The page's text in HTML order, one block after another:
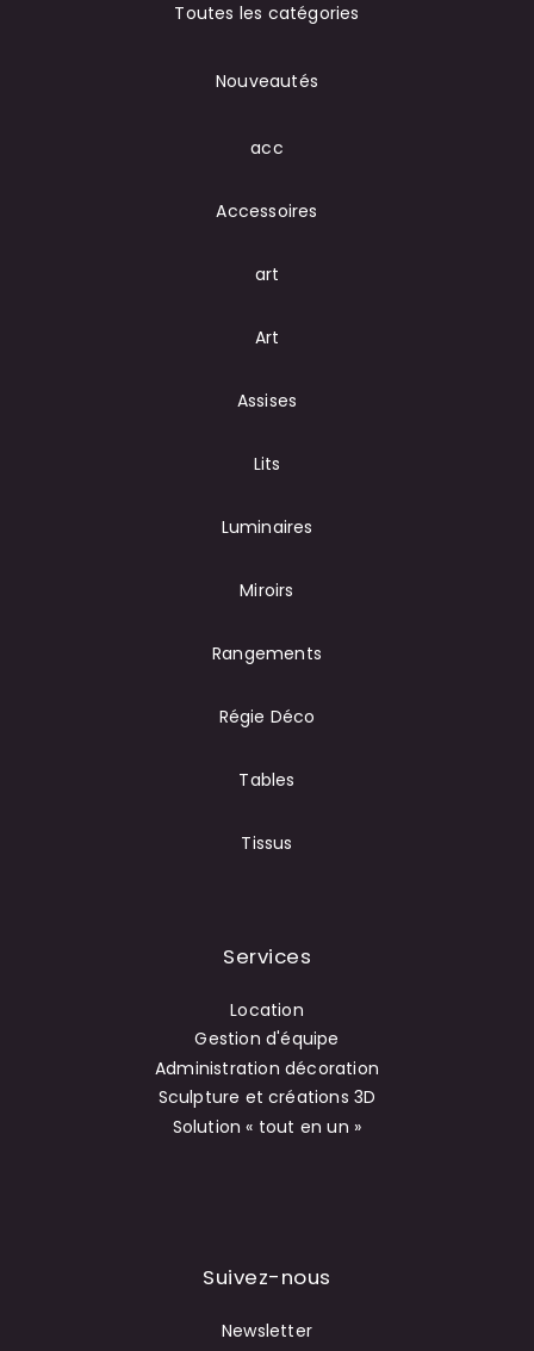
Toutes les catégories
Nouveautés
acc
Accessoires
art
Art
Assises
Lits
Luminaires
Miroirs
Rangements
Régie Déco
Tables
Tissus
Services
Location
Gestion d'équipe
Administration décoration
Sculpture et créations 3D
Solution « tout en un »
Suivez-nous
Newsletter